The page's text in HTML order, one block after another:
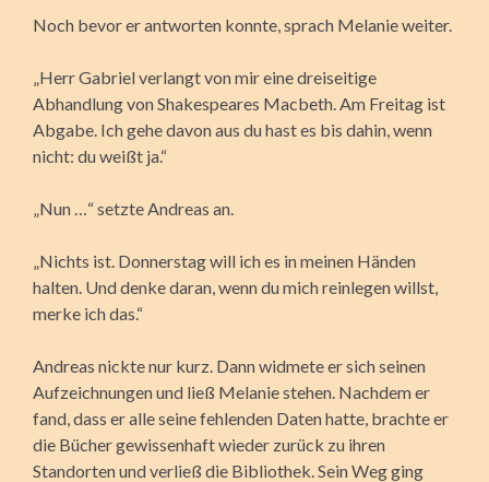
Noch bevor er antworten konnte, sprach Melanie weiter.
„Herr Gabriel verlangt von mir eine dreiseitige
Abhandlung von Shakespeares Macbeth. Am Freitag ist
Abgabe. Ich gehe davon aus du hast es bis dahin, wenn
nicht: du weißt ja.“
„Nun …“ setzte Andreas an.
„Nichts ist. Donnerstag will ich es in meinen Händen
halten. Und denke daran, wenn du mich reinlegen willst,
merke ich das.“
Andreas nickte nur kurz. Dann widmete er sich seinen
Aufzeichnungen und ließ Melanie stehen. Nachdem er
fand, dass er alle seine fehlenden Daten hatte, brachte er
die Bücher gewissenhaft wieder zurück zu ihren
Standorten und verließ die Bibliothek. Sein Weg ging